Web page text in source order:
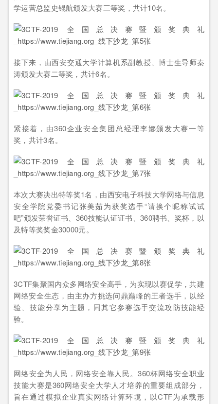
学运营总监史锟航颁发大赛三等奖，共计10名。
接下来，由西安交通大学计算机系副教授、博士生导师秦
涛颁发大赛二等奖，共计6名。
紧接着，由360企业安全集团总经理李娜颁发大赛一等
奖，共计3名。
本次大赛决出特等奖1名，由西安电子科技大学网络与信息
安全学院党委书记张美茹为获奖选手“请换个昵称试试
吧”颁发荣誉证书、360技能认证证书、360聘书、奖杯，以
及特等奖奖金30000元。
3CTF集聚国内众多网络安全高手，为实现以赛促学，共建
网络安全生态，由主办方挑选问鼎巅峰的王者选手，以经
验、技能分享为主题，同其它参赛选手交流攻防技能经
验。
网络安全为人民，网络安全靠人民。360杯网络安全职业
技能大赛是360网络安全大学人才培养的重要组成部分，
旨在通过模拟企业真实网络计算环境，以CTF为承载形